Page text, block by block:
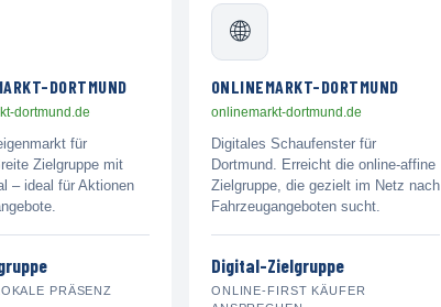
DORTMUND
dortmund.de
für
Zielgruppe mit
– ideal für Aktionen
PRÄSENZ
🌐
ONLINEMARKT-DORTMUND
onlinemarkt-dortmund.de
Digitales Schaufenster für
Dortmund. Erreicht die online-affine
Zielgruppe, die gezielt im Netz nach
Fahrzeugangeboten sucht.
Digital-Zielgruppe
ONLINE-FIRST KÄUFER